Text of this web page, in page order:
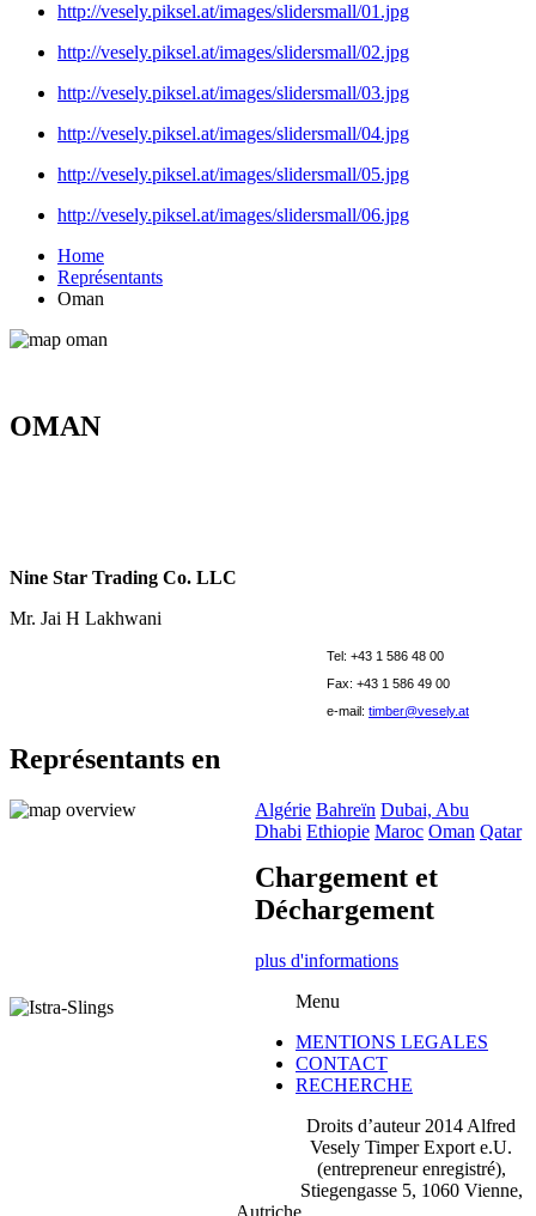
http://vesely.piksel.at/images/slidersmall/01.jpg
http://vesely.piksel.at/images/slidersmall/02.jpg
http://vesely.piksel.at/images/slidersmall/03.jpg
http://vesely.piksel.at/images/slidersmall/04.jpg
http://vesely.piksel.at/images/slidersmall/05.jpg
http://vesely.piksel.at/images/slidersmall/06.jpg
Home
Représentants
Oman
OMAN
Nine Star Trading Co. LLC
Mr. Jai H Lakhwani
Tel: +43 1 586 48 00
Fax: +43 1 586 49 00
e-mail: timber@vesely.at
Représentants en
Algérie Bahreïn Dubai, Abu
Dhabi Ethiopie Maroc Oman Qatar
Chargement et
Déchargement
plus d'informations
Menu
MENTIONS LEGALES
CONTACT
RECHERCHE
Droits d’auteur 2014 Alfred
Vesely Timper Export e.U.
(entrepreneur enregistré),
Stiegengasse 5, 1060 Vienne,
Autriche